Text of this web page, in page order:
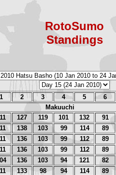
RotoSumo
Standings
1 2 3 4 5 6
Makuuchi
127 119 101 132 91
138 103 99 114 89
136 103 99 112 89
136 103 99 112 89
136 103 94 121 82
133 98 94 114 89